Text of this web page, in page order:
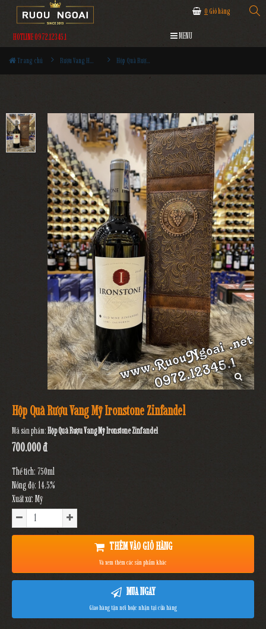
0 Giỏ hàng
HOTLINE 0972.12345.1 MENU
Trang chủ Rượu Vang Hộp Quà Hộp Quà Rượu Vang Mỹ Ironstone Zinfandel
Hộp Quà Rượu Vang Mỹ Ironstone Zinfandel
Mã sản phẩm:Hộp Quà Rượu Vang Mỹ Ironstone Zinfandel
700.000 đ
Thể tích: 750ml
Nồng độ: 14.5%
Xuất xứ: Mỹ
THÊM VÀO GIỎ HÀNG
Và xem thêm các sản phẩm khác
MUA NGAY
Giao hàng tận nơi hoặc nhận tại cửa hàng